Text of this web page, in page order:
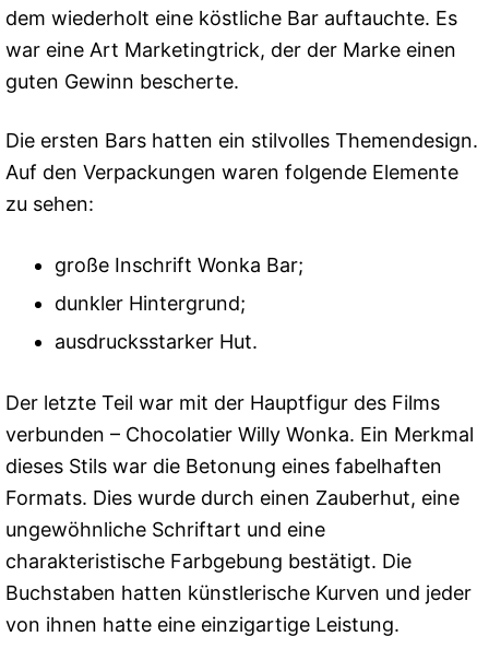
dem wiederholt eine köstliche Bar auftauchte. Es
war eine Art Marketingtrick, der der Marke einen
guten Gewinn bescherte.
Die ersten Bars hatten ein stilvolles Themendesign.
Auf den Verpackungen waren folgende Elemente
zu sehen:
große Inschrift Wonka Bar;
dunkler Hintergrund;
ausdrucksstarker Hut.
Der letzte Teil war mit der Hauptfigur des Films
verbunden – Chocolatier Willy Wonka. Ein Merkmal
dieses Stils war die Betonung eines fabelhaften
Formats. Dies wurde durch einen Zauberhut, eine
ungewöhnliche Schriftart und eine
charakteristische Farbgebung bestätigt. Die
Buchstaben hatten künstlerische Kurven und jeder
von ihnen hatte eine einzigartige Leistung.